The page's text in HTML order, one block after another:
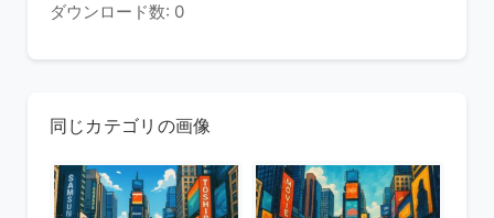
ダウンロード数: 0
同じカテゴリの画像